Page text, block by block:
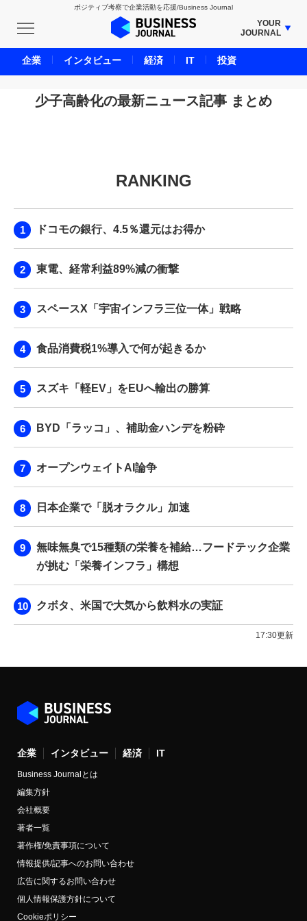
ポジティブ考察で企業活動を応援/Business Journal
YOUR
JOURNAL
BUSINESS JOURNAL
UNICORN JOURNAL
CARBON CREDITS JOURNAL
LIFE ENDING JOURNAL
BPaaS JOURNAL
少子高齢化の最新ニュース記事 まとめ
RANKING
ドコモの銀行、4.5％還元はお得か
東電、経常利益89%減の衝撃
スペースX「宇宙インフラ三位一体」戦略
食品消費税1%導入で何が起きるか
スズキ「軽EV」をEUへ輸出の勝算
BYD「ラッコ」、補助金ハンデを粉砕
オープンウェイトAI論争
日本企業で「脱オラクル」加速
無味無臭で15種類の栄養を補給…フードテック企業
が挑む「栄養インフラ」構想
クボタ、米国で大気から飲料水の実証
17:30更新
企業 インタビュー 経済 IT
Business Journalとは
編集方針
会社概要
著者一覧
著作権/免責事項について
情報提供/記事へのお問い合わせ
広告に関するお問い合わせ
個人情報保護方針について
Cookieポリシー
企業 インタビュー 経済 IT 投資